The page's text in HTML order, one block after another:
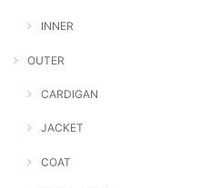
INNER
OUTER
CARDIGAN
JACKET
COAT